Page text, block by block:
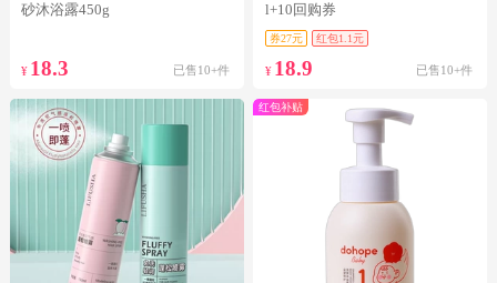
砂沐浴露450g
¥ 18.3 已售10+件
l+10回购券
券27元 红包1.1元
¥ 18.9 已售10+件
红包补贴